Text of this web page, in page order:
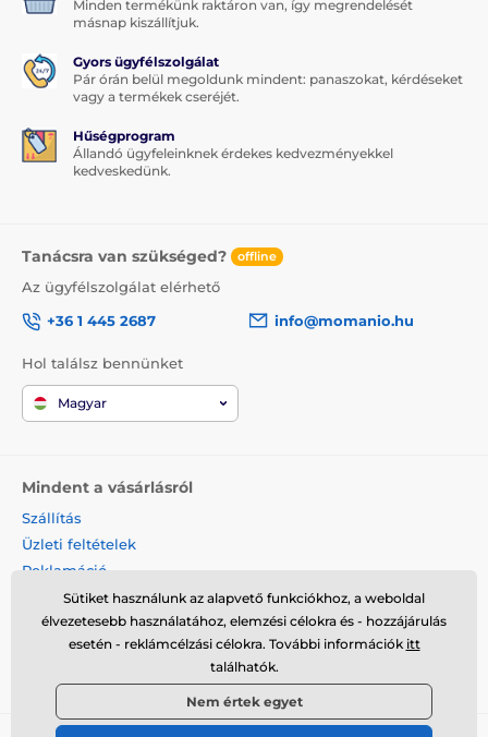
Minden termékünk raktáron van, így megrendelését
másnap kiszállítjuk.
Gyors ügyfélszolgálat
Pár órán belül megoldunk mindent: panaszokat, kérdéseket
vagy a termékek cseréjét.
Hűségprogram
Állandó ügyfeleinknek érdekes kedvezményekkel
kedveskedünk.
Tanácsra van szükséged? offline
Az ügyfélszolgálat elérhető
+36 1 445 2687
info@momanio.hu
Hol találsz bennünket
Magyar
Mindent a vásárlásról
Szállítás
Üzleti feltételek
Reklamáció
Termék visszaküldése
Termék cseréje
Cookies
Sütiket használunk az alapvető funkciókhoz, a weboldal
élvezetesebb használatához, elemzési célokra és - hozzájárulás
esetén - reklámcélzási célokra. További információk itt
találhatók.
Nem értek egyet